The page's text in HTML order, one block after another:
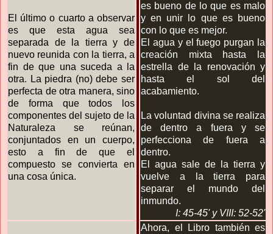
El último o cuarto a observar
es que esta agua sea
separada de la tierra y de
nuevo reunida con la tierra, a
fin de que una suceda a la
otra. La piedra (no) debe ser
perfecta de otra manera, sino
de forma que todos los
componentes del sujeto de la
Naturaleza se reúnan,
conjuntados en un cuerpo,
esto a fin de que el
compuesto se convierta en
una cosa única.
es bueno de lo que es malo
y en unir lo que es bueno
con lo que es mejor.
El agua y el fuego purgan la
creación mixta hasta la
estrella de la renovación y
hasta el sol del
acabamiento.
La voluntad divina se realiza
de dentro a fuera y se
perfecciona de fuera a
dentro.
El agua sale de la tierra y
vuelve a la tierra para
separar el mundo del
inmundo.
I: 45-45' y VIII: 52-52'
Ahora, el Libro también es